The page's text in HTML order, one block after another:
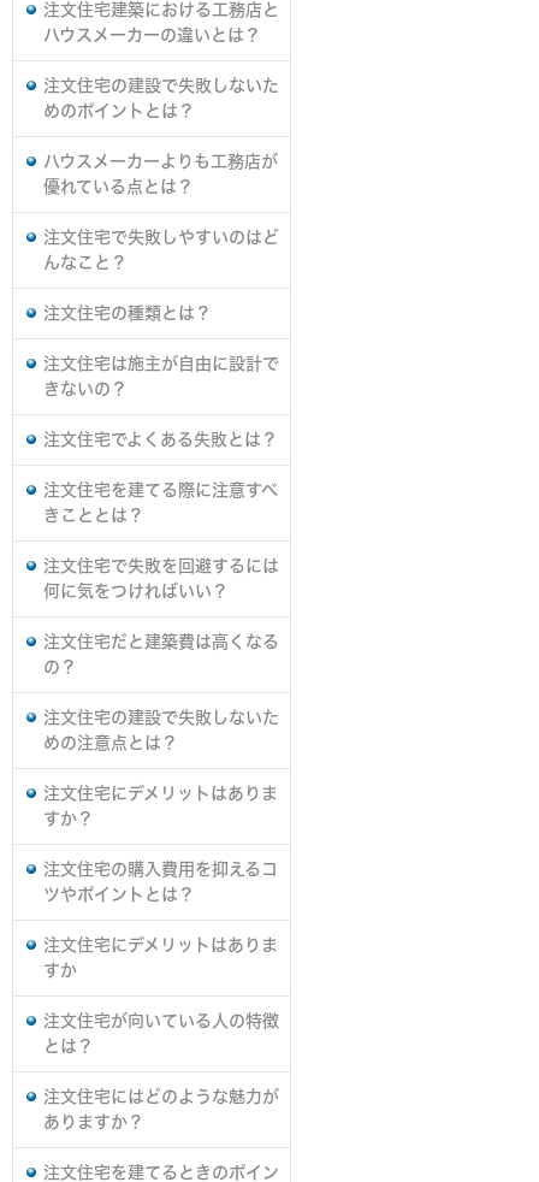
注文住宅建築における工務店と
ハウスメーカーの違いとは？
注文住宅の建設で失敗しないた
めのポイントとは？
ハウスメーカーよりも工務店が
優れている点とは？
注文住宅で失敗しやすいのはど
んなこと？
注文住宅の種類とは？
注文住宅は施主が自由に設計で
きないの？
注文住宅でよくある失敗とは？
注文住宅を建てる際に注意すべ
きこととは？
注文住宅で失敗を回避するには
何に気をつければいい？
注文住宅だと建築費は高くなる
の？
注文住宅の建設で失敗しないた
めの注意点とは？
注文住宅にデメリットはありま
すか？
注文住宅の購入費用を抑えるコ
ツやポイントとは？
注文住宅にデメリットはありま
すか
注文住宅が向いている人の特徴
とは？
注文住宅にはどのような魅力が
ありますか？
注文住宅を建てるときのポイン